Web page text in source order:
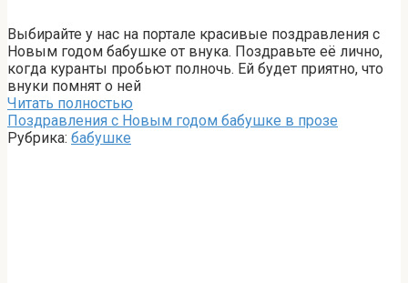
Выбирайте у нас на портале красивые поздравления с
Новым годом бабушке от внука. Поздравьте её лично,
когда куранты пробьют полночь. Ей будет приятно, что
внуки помнят о ней
Читать полностью
Поздравления с Новым годом бабушке в прозе
Рубрика: бабушке